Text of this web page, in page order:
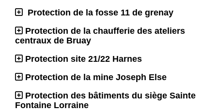
Protection de la fosse 11 de grenay
Protection de la chaufferie des ateliers
centraux de Bruay
Protection site 21/22 Harnes
Protection de la mine Joseph Else
Protection des bâtiments du siège Sainte
Fontaine Lorraine